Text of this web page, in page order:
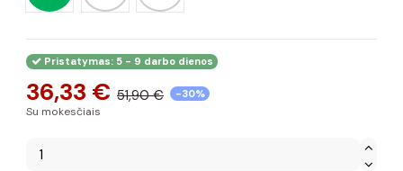
Pristatymas: 5 - 9 darbo dienos
36,33 € 51,90 € -30%
Su mokesčiais